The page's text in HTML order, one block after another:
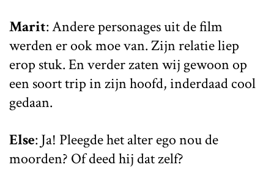
Marit: Andere personages uit de film
werden er ook moe van. Zijn relatie liep
erop stuk. En verder zaten wij gewoon op
een soort trip in zijn hoofd, inderdaad cool
gedaan.
Else: Ja! Pleegde het alter ego nou de
moorden? Of deed hij dat zelf?